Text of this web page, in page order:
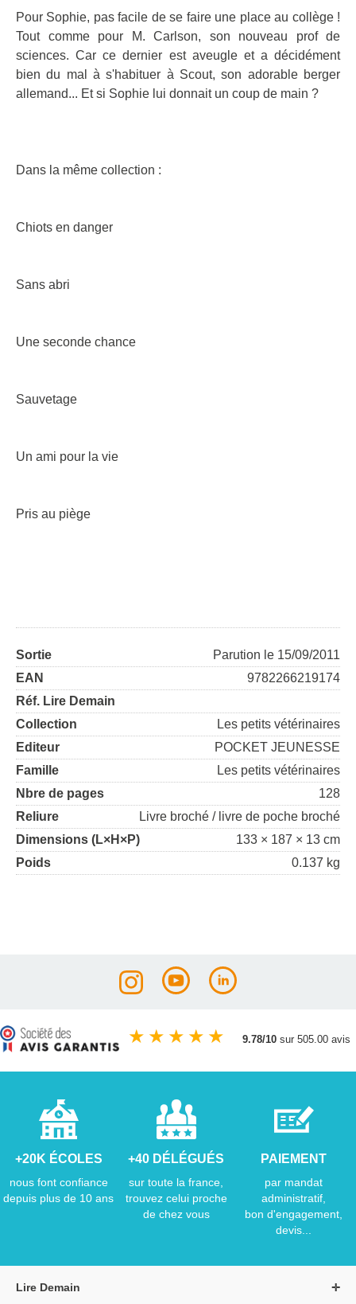
Pour Sophie, pas facile de se faire une place au collège !
Tout comme pour M. Carlson, son nouveau prof de
sciences. Car ce dernier est aveugle et a décidément
bien du mal à s'habituer à Scout, son adorable berger
allemand... Et si Sophie lui donnait un coup de main ?
Dans la même collection :
Chiots en danger
Sans abri
Une seconde chance
Sauvetage
Un ami pour la vie
Pris au piège
Sortie
Parution le 15/09/2011
EAN
9782266219174
Réf. Lire Demain
Collection
Les petits vétérinaires
Editeur
POCKET JEUNESSE
Famille
Les petits vétérinaires
Nbre de pages
128
Reliure
Livre broché / livre de poche broché
Dimensions (L×H×P)
133 × 187 × 13 cm
Poids
0.137 kg
★ ★ ★ ★ ★ 9.78/10 sur 505.00 avis
+20K ÉCOLES
nous font confiance
depuis plus de 10 ans
+40 DÉLÉGUÉS
sur toute la france,
trouvez celui proche
de chez vous
PAIEMENT
par mandat
administratif,
bon d'engagement,
devis...
Lire Demain